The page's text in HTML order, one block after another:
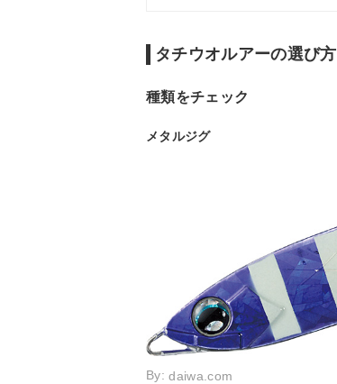
タチウオルアーの選び方
種類をチェック
メタルジグ
By:daiwa.com